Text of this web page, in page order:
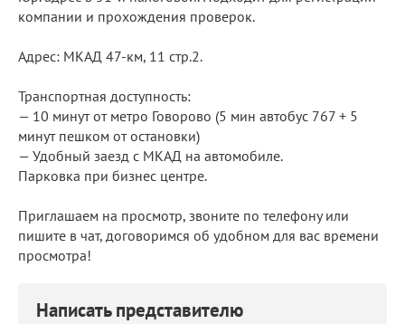
компании и прохождения проверок.
Адрес: МКАД 47-км, 11 стр.2.
Транспортная доступность:
— 10 минут от метро Говорово (5 мин автобус 767 + 5
минут пешком от остановки)
— Удобный заезд с МКАД на автомобиле.
Парковка при бизнес центре.
Приглашаем на просмотр, звоните по телефону или
пишите в чат, договоримся об удобном для вас времени
просмотра!
Написать представителю